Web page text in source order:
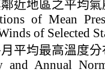
近地區之平均
of Mean
of Selected
平均最高溫度分
and Annual